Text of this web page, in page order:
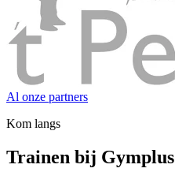
Al onze partners
Kom langs
Trainen bij Gymplus